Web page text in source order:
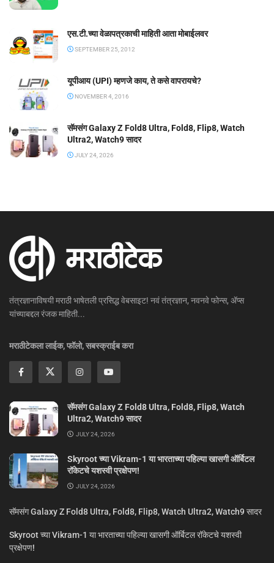
एस.टी.च्या वेळापत्रकाची माहिती आता मोबाईलवर
SEPTEMBER 25, 2012
यूपीआय (UPI) म्हणजे काय, ते कसे वापरायचे?
NOVEMBER 4, 2016
सॅमसंग Galaxy Z Fold8 Ultra, Fold8, Flip8, Watch
Ultra2, Watch9 सादर
JULY 24, 2026
तंत्रज्ञानाविषयी मराठी भाषेतली प्रसिद्ध वेबसाइट! नवं तंत्रज्ञान, नवनवे फोन्स, ॲप्स
यांच्याबद्दल रंजक माहिती...
मराठीटेकला लाईक, फॉलो, सबस्क्राईब करा
सॅमसंग Galaxy Z Fold8 Ultra, Fold8, Flip8, Watch
Ultra2, Watch9 सादर
JULY 24, 2026
Skyroot च्या Vikram-1 या भारताच्या पहिल्या खासगी ऑर्बिटल
रॉकेटचे यशस्वी प्रक्षेपण!
JULY 24, 2026
सॅमसंग Galaxy Z Fold8 Ultra, Fold8, Flip8, Watch Ultra2, Watch9 सादर
Skyroot च्या Vikram-1 या भारताच्या पहिल्या खासगी ऑर्बिटल रॉकेटचे यशस्वी
प्रक्षेपण!